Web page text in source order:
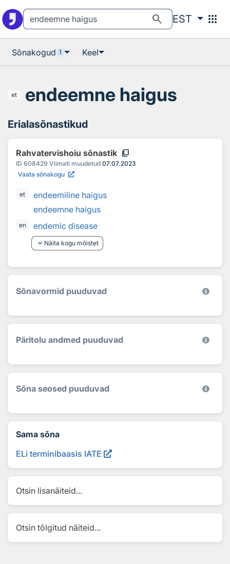
search EST apps
Sõnakogud 1 Keel
et endeemne haigus
Erialasõnastikud
Rahvatervishoiu sõnastik content_copy
ID 608429 Viimati muudetud 07.07.2023
Vaata sõnakogu
et
endeemiline haigus
endeemne haigus
en
endemic disease
keyboard_arrow_down Näita kogu mõistet
Sõnavormid puuduvad
Päritolu andmed puuduvad
Sõna seosed puuduvad
Sama sõna
ELi terminibaasis IATE
Otsin lisanäiteid...
Otsin tõlgitud näiteid...